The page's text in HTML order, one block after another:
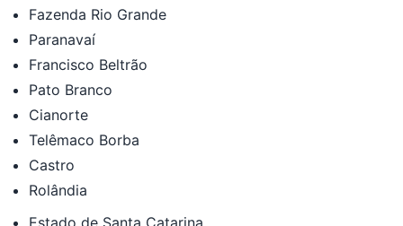
Fazenda Rio Grande
Paranavaí
Francisco Beltrão
Pato Branco
Cianorte
Telêmaco Borba
Castro
Rolândia
Estado de Santa Catarina